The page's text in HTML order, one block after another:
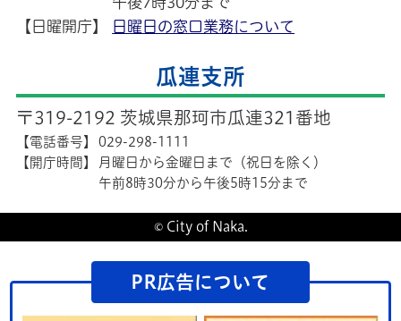
徘徊高齢者家族支援サービス事業
妊婦のための支援給付・妊婦等包括相談
支援事業について
2025年4月1日
介護福祉士等届出制度
2024年11月5日
福祉有償運送
【日曜開庁】
日曜日の窓口業務について
瓜連支所
〒319-2192 茨城県那珂市瓜連321番地
【電話番号】
029-298-1111
【開庁時間】
月曜日から金曜日まで（祝日を除く）
午前8時30分から午後5時15分まで
© City of Naka.
PR広告について